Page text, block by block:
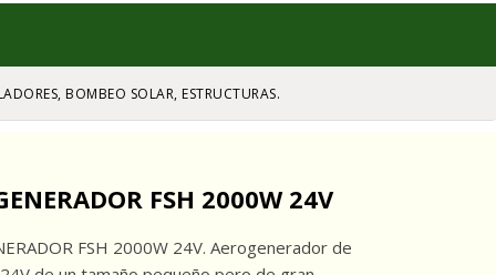
BOMBEO SOLAR, ESTRUCTURAS.
FSH 2000W 24V
FSH 2000W 24V. Aerogenerador de